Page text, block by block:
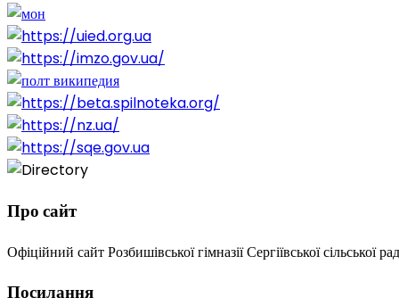
Про сайт
Офіційний сайт Розбишівської гімназії Сергіївської сільської
Посилання